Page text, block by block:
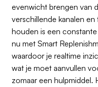
evenwicht brengen van
verschillende kanalen
houden is een
nu met Smart
waardoor je realtime
wat je moet aanvullen
zomaar een hulpmiddel.